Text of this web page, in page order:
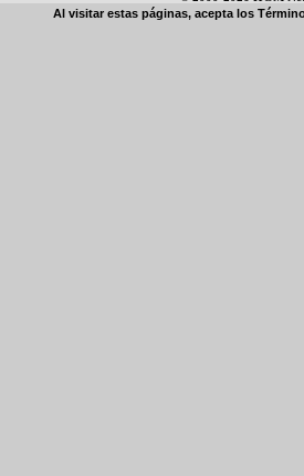
Al visitar estas páginas, acepta los